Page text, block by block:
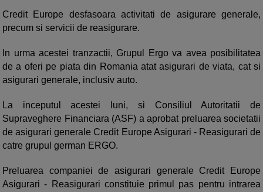
Credit Europe desfasoara activitati de asigurare generale,
precum si servicii de reasigurare.
In urma acestei tranzactii, Grupul Ergo va avea posibilitatea
de a oferi pe piata din Romania atat asigurari de viata, cat si
asigurari generale, inclusiv auto.
La inceputul acestei luni, si Consiliul Autoritatii de
Supraveghere Financiara (ASF) a aprobat preluarea societatii
de asigurari generale Credit Europe Asigurari - Reasigurari de
catre grupul german ERGO.
Preluarea companiei de asigurari generale Credit Europe
Asigurari - Reasigurari constituie primul pas pentru intrarea